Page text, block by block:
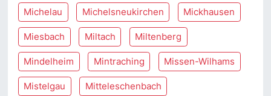
Michelau Michelsneukirchen Mickhausen
Miesbach Miltach Miltenberg
Mindelheim Mintraching Missen-Wilhams
Mistelgau Mitteleschenbach